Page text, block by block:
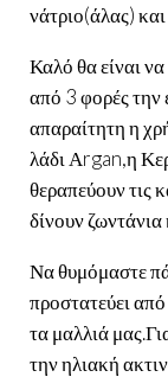
νάτριο(άλας)
Καλό θα είναι
από 3 φορές την
απαραίτητη η
λάδι Αrgan,η
θεραπεύουν τις
δίνουν
Να θυμόμαστε
προστατεύει
τα μαλλιά
την ηλιακή